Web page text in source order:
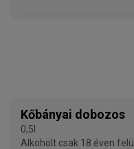
Kőbányai dobozos
0,5l
Alkoholt csak 18 éven